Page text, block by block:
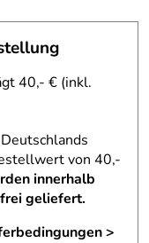
40,- € (inkl.
von 40,-
innerhalb
geliefert.
>